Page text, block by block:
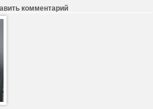
комментарийк